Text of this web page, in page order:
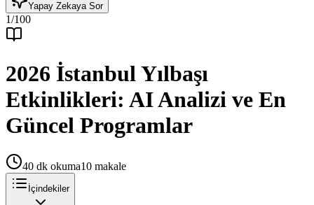
Yapay Zekaya Sor
1/100
2026 İstanbul Yılbaşı
Etkinlikleri: AI Analizi ve En
Güncel Programlar
40 dk okuma10 makale
İçindekiler